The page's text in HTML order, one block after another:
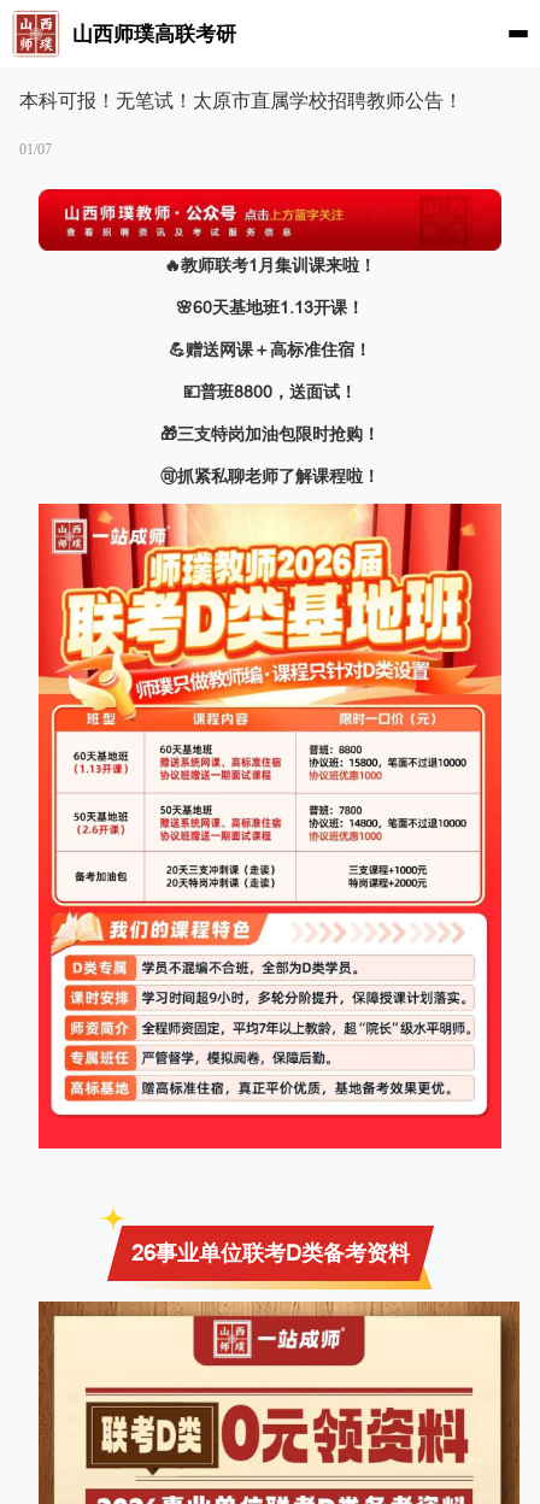
山西师璞高联考研
本科可报！无笔试！太原市直属学校招聘教师公告！
01/07
🔥教师联考1月集训课来啦！
🌸60天基地班1.13开课！
💪赠送网课＋高标准住宿！
💴普班8800，送面试！
🎁三支特岗加油包限时抢购！
🉑抓紧私聊老师了解课程啦！
26事业单位联考D类备考资料